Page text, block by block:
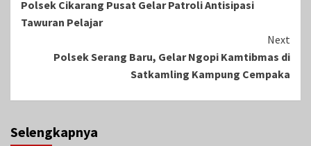
Reading
Polsek Cikarang Pusat Gelar Patroli Antisipasi
Tawuran Pelajar
Next
Polsek Serang Baru, Gelar Ngopi Kamtibmas di
Satkamling Kampung Cempaka
Selengkapnya